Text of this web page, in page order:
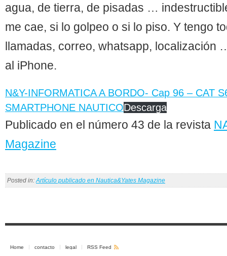
agua, de tierra, de pisadas …
me cae, si lo golpeo o si lo piso. Y tengo
llamadas, correo, whatsapp, localización
al iPhone.
N&Y-INFORMATICA A BORDO- Cap 96 – CAT
SMARTPHONE NAUTICODescarga
Publicado en el número 43 de la revista
Magazine
Posted in: Artículo publicado en Nautica&Yates Magazine
Home contacto legal RSS Feed